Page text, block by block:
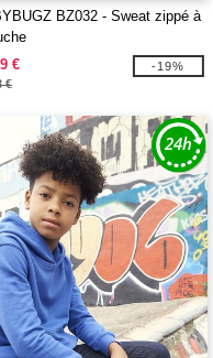
BZ032 - Sweat zippé à
€
€
-19%